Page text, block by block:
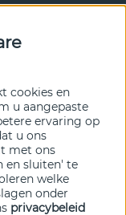
de hoogte van
aan.
VERZENDEN
cookies en
u aangepaste
ervaring op
u ons
met ons
en sluiten' te
welke
onder
privacybeleid